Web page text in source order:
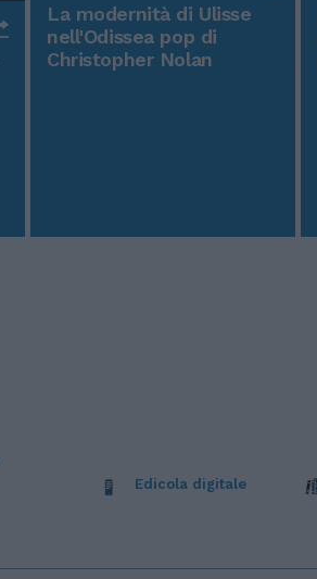
La modernità di Ulisse
nell'Odissea pop di
Christopher Nolan
Edicola digitale